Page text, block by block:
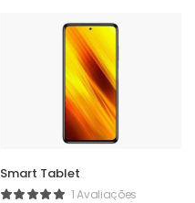
Smart Tablet
1 Avaliações